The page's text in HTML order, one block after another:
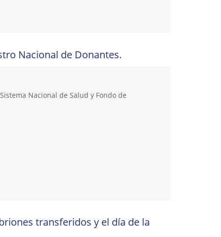
Nacional de Donantes.
Nacional de Salud y Fondo de
transferidos y el día de la